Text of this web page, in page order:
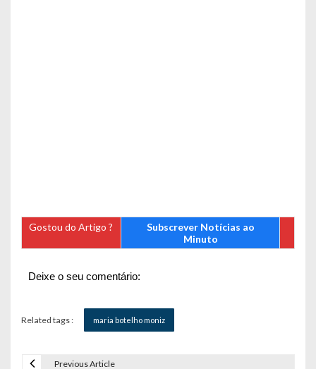
Gostou do Artigo ?
Subscrever Notícias ao
Minuto
Deixe o seu comentário:
Related tags : maria botelho moniz
Previous Article